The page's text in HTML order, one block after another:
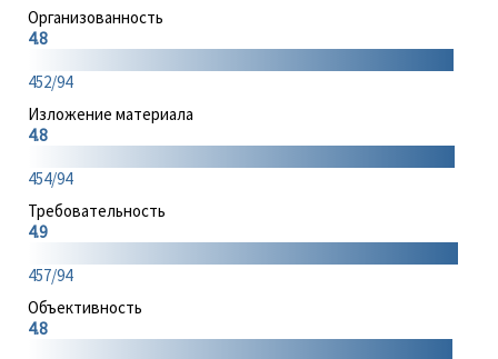
Организованность
4.8
452/94
Изложение материала
4.8
454/94
Требовательность
4.9
457/94
Объективность
4.8